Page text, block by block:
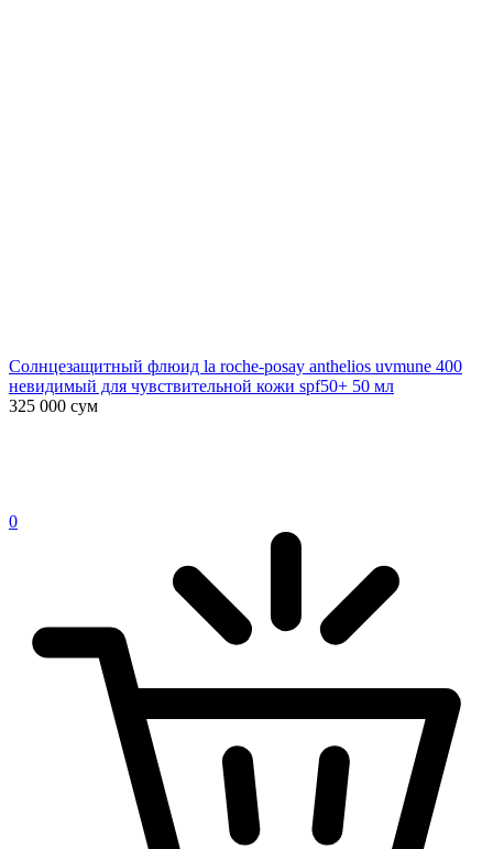
Солнцезащитный флюид la roche-posay anthelios uvmune 400
невидимый для чувствительной кожи spf50+ 50 мл
325 000 сум
0